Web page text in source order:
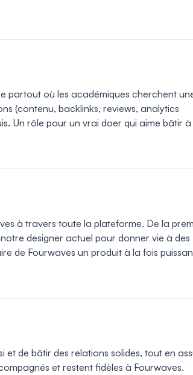
partout où les académiques cherchent
(contenu, backlinks, reviews, analytics
Un rôle pour un vrai doer qui aime bâtir
à travers toute la plateforme. De la
designer actuel pour donner vie à des
de Fourwaves un produit à la fois
et de bâtir des relations solides, tout en
et restent fidèles à Fourwaves.